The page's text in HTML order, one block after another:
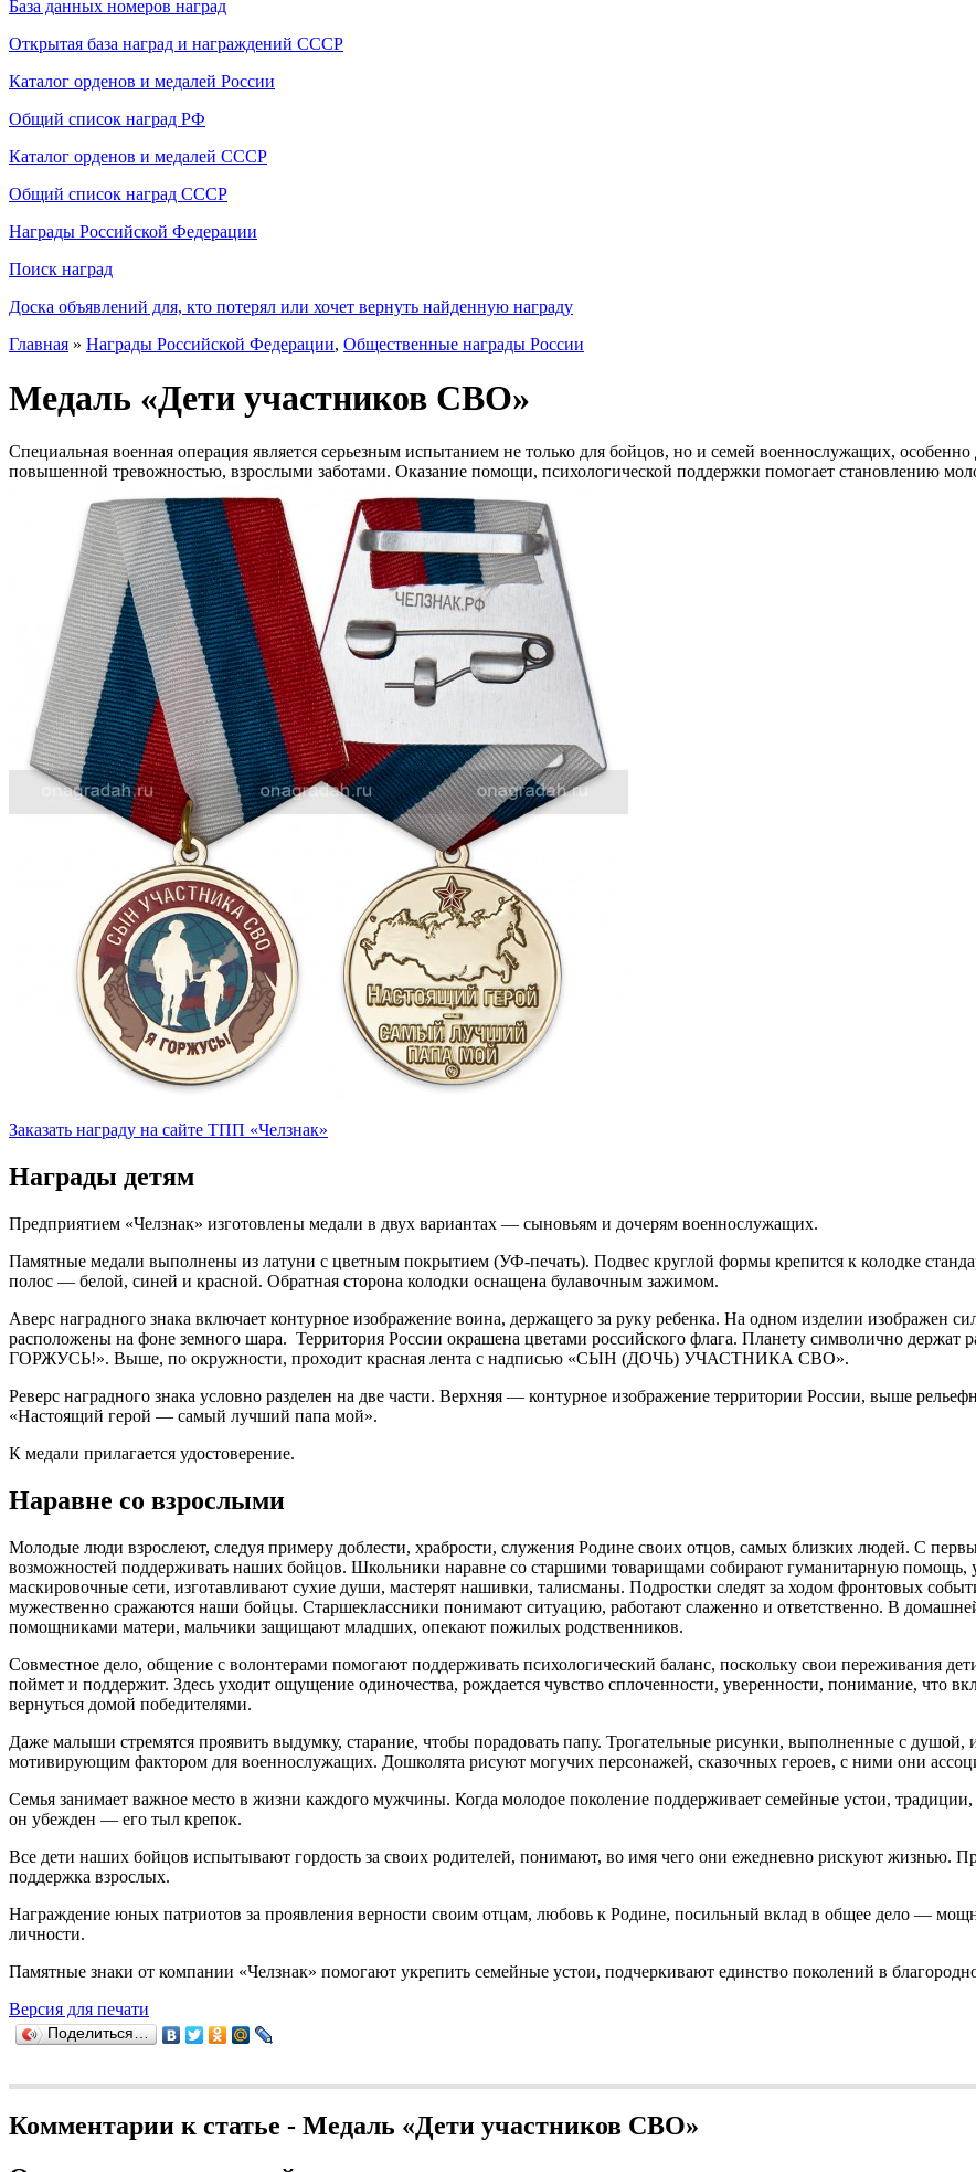
База данных номеров наград
Открытая база наград и награждений СССР
Каталог орденов и медалей России
Общий список наград РФ
Каталог орденов и медалей СССР
Общий список наград СССР
Награды Российской Федерации
Поиск наград
Доска объявлений для, кто потерял или хочет вернуть найденную награду
Главная » Награды Российской Федерации, Общественные награды России
Медаль «Дети участников СВО»
Специальная военная операция является серьезным испытанием не только для бойцов, но и семей военнослужащих,
повышенной тревожностью, взрослыми заботами. Оказание помощи, психологической поддержки помогает становлению
Заказать награду на сайте ТПП «Челзнак»
Награды детям
Предприятием «Челзнак» изготовлены медали в двух вариантах — сыновьям и дочерям военнослужащих.
Памятные медали выполнены из латуни с цветным покрытием (УФ-печать). Подвес круглой формы крепится к колодке
полос — белой, синей и красной. Обратная сторона колодки оснащена булавочным зажимом.
Аверс наградного знака включает контурное изображение воина, держащего за руку ребенка. На одном изделии изображен
расположены на фоне земного шара. Территория России окрашена цветами российского флага. Планету символично держат
ГОРЖУСЬ!». Выше, по окружности, проходит красная лента с надписью «СЫН (ДОЧЬ) УЧАСТНИКА СВО».
Реверс наградного знака условно разделен на две части. Верхняя — контурное изображение территории России, выше
«Настоящий герой — самый лучший папа мой».
К медали прилагается удостоверение.
Наравне со взрослыми
Молодые люди взрослеют, следуя примеру доблести, храбрости, служения Родине своих отцов, самых близких людей. С
возможностей поддерживать наших бойцов. Школьники наравне со старшими товарищами собирают гуманитарную помощь,
маскировочные сети, изготавливают сухие души, мастерят нашивки, талисманы. Подростки следят за ходом фронтовых
мужественно сражаются наши бойцы. Старшеклассники понимают ситуацию, работают слаженно и ответственно. В
помощниками матери, мальчики защищают младших, опекают пожилых родственников.
Совместное дело, общение с волонтерами помогают поддерживать психологический баланс, поскольку свои переживания
поймет и поддержит. Здесь уходит ощущение одиночества, рождается чувство сплоченности, уверенности, понимание, что
вернуться домой победителями.
Даже малыши стремятся проявить выдумку, старание, чтобы порадовать папу. Трогательные рисунки, выполненные с душой,
мотивирующим фактором для военнослужащих. Дошколята рисуют могучих персонажей, сказочных героев, с ними они
Семья занимает важное место в жизни каждого мужчины. Когда молодое поколение поддерживает семейные устои,
он убежден — его тыл крепок.
Все дети наших бойцов испытывают гордость за своих родителей, понимают, во имя чего они ежедневно рискуют жизнью.
поддержка взрослых.
Награждение юных патриотов за проявления верности своим отцам, любовь к Родине, посильный вклад в общее дело —
личности.
Памятные знаки от компании «Челзнак» помогают укрепить семейные устои, подчеркивают единство поколений в
Версия для печати
Поделиться…
Комментарии к статье - Медаль «Дети участников СВО»